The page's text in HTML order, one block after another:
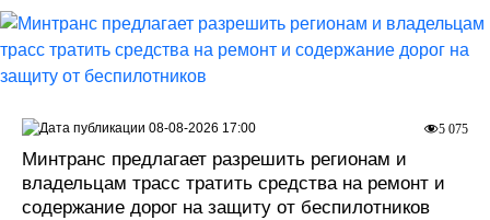
Минтранс предлагает разрешить регионам и
владельцам трасс тратить средства на ремонт и
содержание дорог на защиту от беспилотников
5 075
08-08-2026 17:00